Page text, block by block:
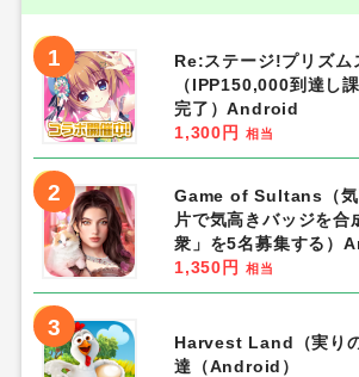
1
Re:ステージ!プリズム
（IPP150,000到達し
完了）Android
1,300円
相当
2
Game of Sultans（気
片で気高きバッジを合
衆」を5名募集する）
1,350円
相当
3
Harvest Land（実り
達（Android）